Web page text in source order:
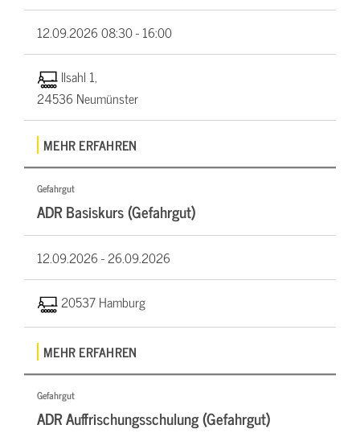
12.09.202608:30 - 16:00
Ilsahl 1,
24536 Neumünster
MEHR ERFAHREN
Gefahrgut
ADR Basiskurs (Gefahrgut)
12.09.2026 -26.09.2026
20537 Hamburg
MEHR ERFAHREN
Gefahrgut
ADR Auffrischungsschulung (Gefahrgut)